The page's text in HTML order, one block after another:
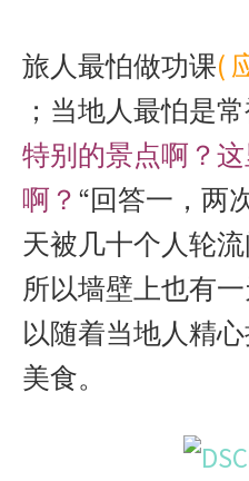
旅人最怕做功课(
；当地人最怕是
特别的景点啊？
啊？ “回答一，两
天被几十个人轮
所以墙壁上也有
以随着当地人精
美食。